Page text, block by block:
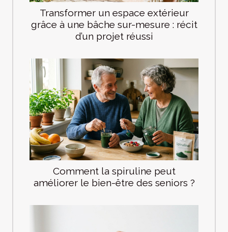
Transformer un espace extérieur
grâce à une bâche sur-mesure : récit
d’un projet réussi
Comment la spiruline peut
améliorer le bien-être des seniors ?